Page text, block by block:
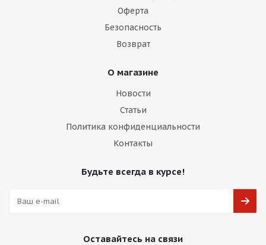
Оферта
Безопасность
Возврат
О магазине
Новости
Статьи
Политика конфиденциальности
Контакты
Будьте всегда в курсе!
Оставайтесь на связи